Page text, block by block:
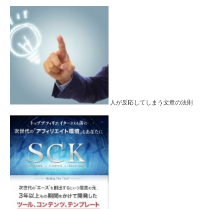
人が反応してしまう文章の法則